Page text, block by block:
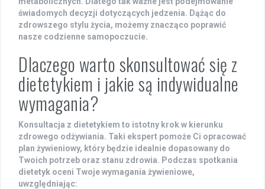
świadomych decyzji dotyczących jedzenia. Dążąc do
zdrowszego stylu życia, możemy znacząco poprawić
nasze codzienne samopoczucie.
Dlaczego warto skonsultować się z
dietetykiem i jakie są indywidualne
wymagania?
Konsultacja z dietetykiem to istotny krok w kierunku
zdrowego odżywiania. Taki ekspert pomoże Ci opracować
plan żywieniowy, który będzie idealnie dopasowany do
Twoich potrzeb oraz stanu zdrowia. Podczas spotkania
dietetyk oceni Twoje wymagania żywieniowe,
uwzględniając: